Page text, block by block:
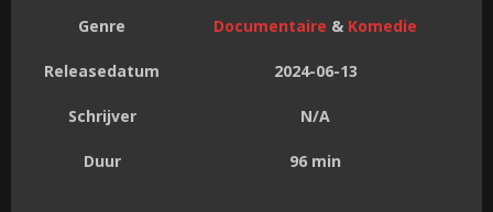
Genre Documentaire & Komedie
Releasedatum 2024-06-13
Schrijver N/A
Duur 96 min